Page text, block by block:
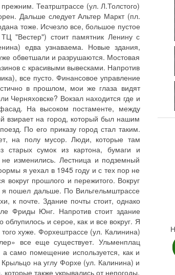
Театрштрассе (ул. Л.Толстого)
Дальше следует Альтер Маркт (пл.
тоже. Исчезло все, большое пустое
"Вестер") стоит памятник Ленину с
едва узнаваема. Новые здания,
обветшали и разрушаются. Мостовая
с красивыми вывесками. Напротив
все пусто. Финансовое управление
в прошлом, мои же глаза видят
Черняховске? Вокзал находится где и
На высоком постаменте, между
взирает на город, который был нашим
По его приказу город стал таким.
на полу мусор. Люди, которые там
сумок из картона, бумаги и
изменились. Лестница и подземный
я уехал в 1945 году и с тех пор не
прошлого и пережитого. Вокруг
пошел дальше. По Вильгельмштрассе
к почте. Здание почты стоит, однако
Фриды Юнг. Напротив стоит здание
и серое, как и все вокруг. Я
хуже. Форхештрассе (ул. Калинина)
все еще существует. Ульменплац
само помещение используется, как и
на углу Форхе (ул. Калинина) и
также укрывались от непогоды.